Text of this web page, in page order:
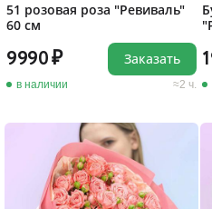
51 розовая роза "Ревиваль"
60 см
9990
в наличии 2 ч.
Заказать